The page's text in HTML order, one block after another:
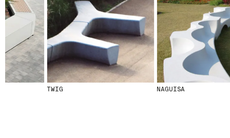
TWIG NAGUISA
© 2026 ESCOFET 1886 S.A.